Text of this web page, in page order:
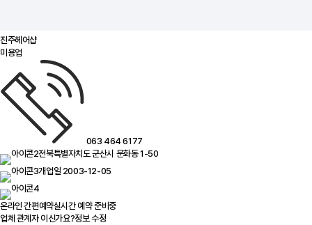
진주헤어샵
미용업
063 464 6177
전북특별자치도 군산시 문화동 1-50
개업일 2003-12-05
온라인 간편예약실시간 예약 준비중
업체 관계자 이신가요?정보 수정